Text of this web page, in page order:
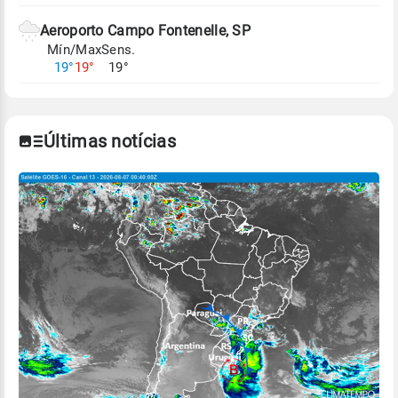
Aeroporto Campo Fontenelle, SP
Mín/Max
19°19°
Sens.
19°
Últimas notícias